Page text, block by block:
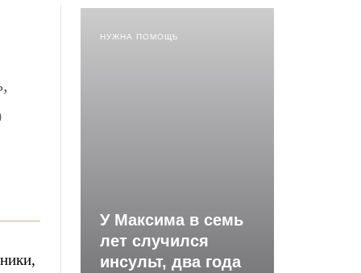
НУЖНА ПОМОЩЬ
У Максима в семь
лет случился
инсульт, два года